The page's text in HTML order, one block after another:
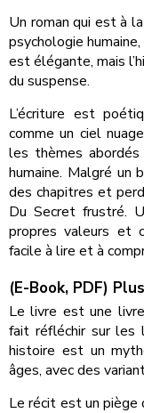
Un roman qui est à
psychologie
est élégante, mais
du suspense.
L’écriture est
comme un ciel
les thèmes
humaine. Malgré un
des chapitres et
Du Secret frustré.
propres valeurs et
facile à lire et à
(E-Book, PDF)
Le livre est une
fait réfléchir sur les
histoire est un
âges, avec des
Le récit est un piège